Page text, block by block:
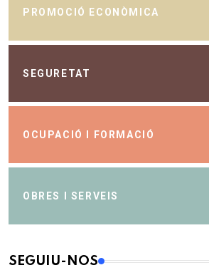
PROMOCIÓ ECONÒMICA
SEGURETAT
OCUPACIÓ I FORMACIÓ
OBRES I SERVEIS
SEGUIU-NOS